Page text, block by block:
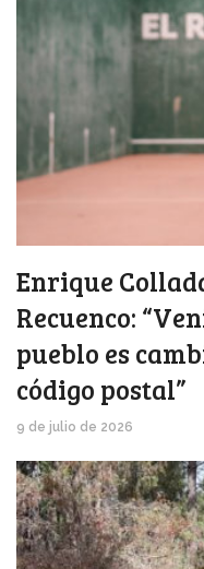
Enrique
Recuenco:
pueblo es
código postal”
9 de julio de 2026